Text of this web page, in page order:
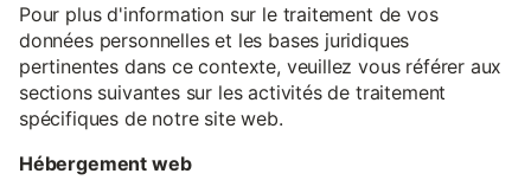
Pour plus d'information sur le traitement de vos
données personnelles et les bases juridiques
pertinentes dans ce contexte, veuillez vous référer aux
sections suivantes sur les activités de traitement
spécifiques de notre site web.
Hébergement web